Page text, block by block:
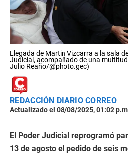
Llegada de Martin Vizcarra a la sala
Judicial, acompañado de una
Julio Reaño/@photo.gec)
REDACCIÓN DIARIO CORREO
Actualizado el 08/08/2025, 01:02
El Poder Judicial reprogramó
13 de agosto el pedido de seis